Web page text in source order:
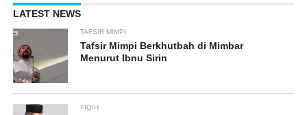
LATEST NEWS
TAFSIR MIMPI
Tafsir Mimpi Berkhutbah di Mimbar
Menurut Ibnu Sirin
FIQIH